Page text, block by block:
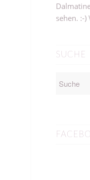
sehen. :-)
SUCHE